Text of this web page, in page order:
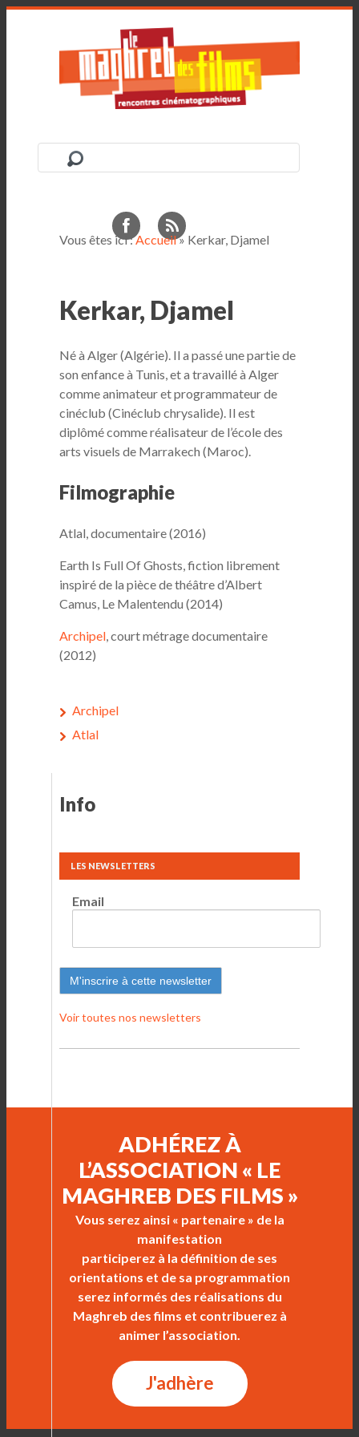
Vous êtes ici :Accueil» Kerkar, Djamel
Kerkar, Djamel
Né à Alger (Algérie). Il a passé une partie de
son enfance à Tunis, et a travaillé à Alger
comme animateur et programmateur de
cinéclub (Cinéclub chrysalide). Il est
diplômé comme réalisateur de l’école des
arts visuels de Marrakech (Maroc).
Filmographie
Atlal, documentaire (2016)
Earth Is Full Of Ghosts, fiction librement
inspiré de la pièce de théâtre d’Albert
Camus, Le Malentendu (2014)
Archipel, court métrage documentaire
(2012)
Archipel
Atlal
Info
LES NEWSLETTERS
Email
Voir toutes nos newsletters
ADHÉREZ À
L’ASSOCIATION « LE
MAGHREB DES FILMS »
Vous serez ainsi « partenaire » de la
manifestation
participerez à la définition de ses
orientations et de sa programmation
serez informés des réalisations du
Maghreb des films et contribuerez à
animer l’association.
J'adhère